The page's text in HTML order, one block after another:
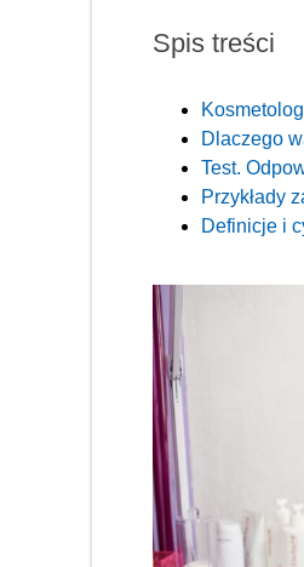
Spis treści
Dlaczego
Test.
Przykłady
Definicje i